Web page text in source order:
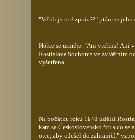
"Věřili jste té zprávě?" ptám se jeho
Hořce se usměje. "Ani vteřinu! Ani
Rostislava Sochorce ve zvláštním
vyšetřena.
Na počátku roku 1948 udělal
kam se Československo řítí a co
otce, aby odešel do zahraničí,"